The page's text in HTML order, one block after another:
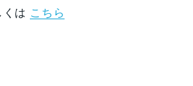
は こちら